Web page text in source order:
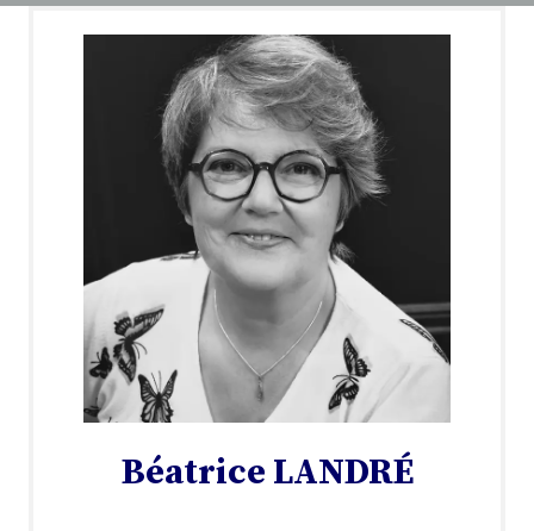
Béatrice LANDRÉ